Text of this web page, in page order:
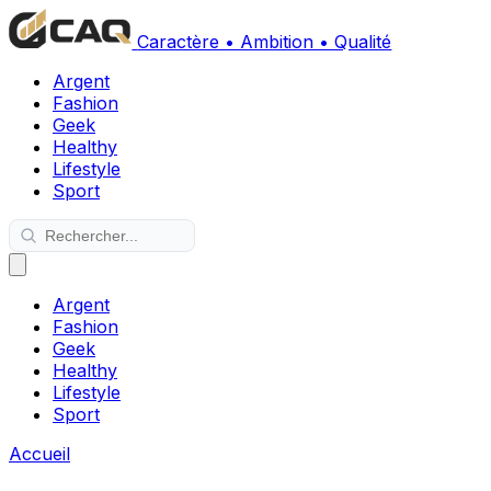
Caractère • Ambition • Qualité
Argent
Fashion
Geek
Healthy
Lifestyle
Sport
Argent
Fashion
Geek
Healthy
Lifestyle
Sport
Accueil